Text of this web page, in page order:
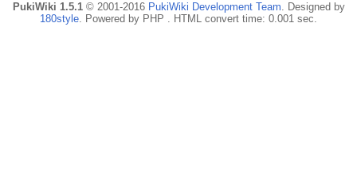
PukiWiki 1.5.1© 2001-2016 PukiWiki Development Team. Designed by
180style. Powered by PHP . HTML convert time: 0.001 sec.